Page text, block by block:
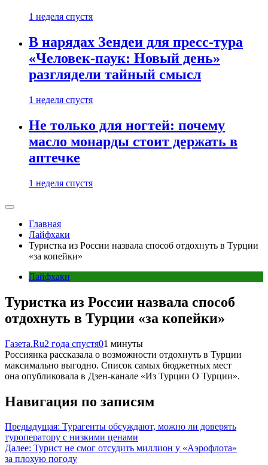
1 неделя спустя
В нарядах Зендеи для пресс-тура
«Человек-паук: Новый день»
разглядели тайный смысл
1 неделя спустя
Не только для ногтей: почему
масло монарды стоит держать в
аптечке
1 неделя спустя
Главная
Лайфхаки
Туристка из России назвала способ отдохнуть в Турции
«за копейки»
Лайфхаки
Туристка из России назвала способ
отдохнуть в Турции «за копейки»
Газета.Ru2 года спустя01 минуты
Россиянка рассказала о возможности отдохнуть в Турции
максимально выгодно. Список самых бюджетных мест
она опубликовала в Дзен-канале «Из Турции О Турции».
Навигация по записям
Предыдущая: Турагенты обсуждают, можно ли доверять
туроператору с низкими ценами
Далее: Турист не смог отсудить миллион у «Аэрофлота»
за плохую погоду